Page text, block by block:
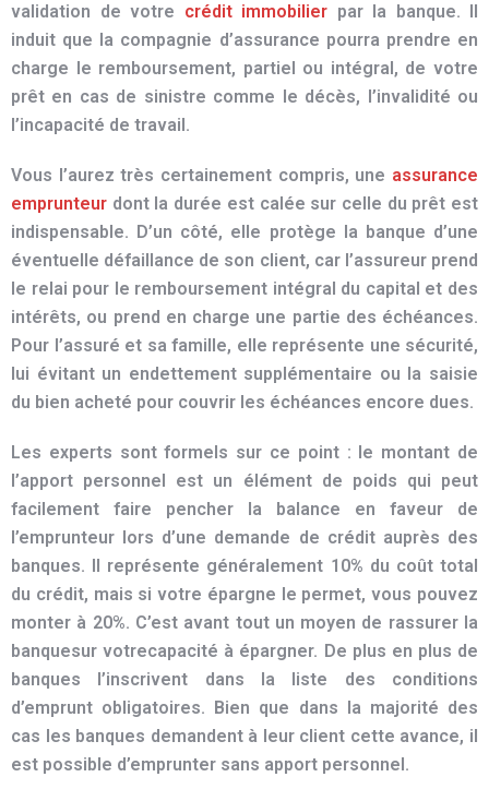
validation de votre crédit immobilier par la banque. Il
induit que la compagnie d’assurance pourra prendre en
charge le remboursement, partiel ou intégral, de votre
prêt en cas de sinistre comme le décès, l’invalidité ou
l’incapacité de travail.
Vous l’aurez très certainement compris, une assurance
emprunteur dont la durée est calée sur celle du prêt est
indispensable. D’un côté, elle protège la banque d’une
éventuelle défaillance de son client, car l’assureur prend
le relai pour le remboursement intégral du capital et des
intérêts, ou prend en charge une partie des échéances.
Pour l’assuré et sa famille, elle représente une sécurité,
lui évitant un endettement supplémentaire ou la saisie
du bien acheté pour couvrir les échéances encore dues.
Les experts sont formels sur ce point : le montant de
l’apport personnel est un élément de poids qui peut
facilement faire pencher la balance en faveur de
l’emprunteur lors d’une demande de crédit auprès des
banques. Il représente généralement 10% du coût total
du crédit, mais si votre épargne le permet, vous pouvez
monter à 20%. C’est avant tout un moyen de rassurer la
banquesur votrecapacité à épargner. De plus en plus de
banques l’inscrivent dans la liste des conditions
d’emprunt obligatoires. Bien que dans la majorité des
cas les banques demandent à leur client cette avance, il
est possible d’emprunter sans apport personnel.